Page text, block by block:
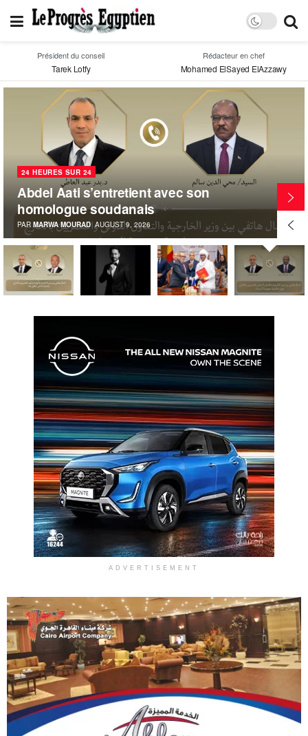
Président du conseil
Tarek Lotfy
Rédacteur en chef
Mohamed ElSayed ElAzzawy
24 HEURES SUR 24
Abdel Aati s’entretient avec son
homologue soudanais
PAR MARWA MOURAD AUGUST 9, 2026
ADVERTISEMENT